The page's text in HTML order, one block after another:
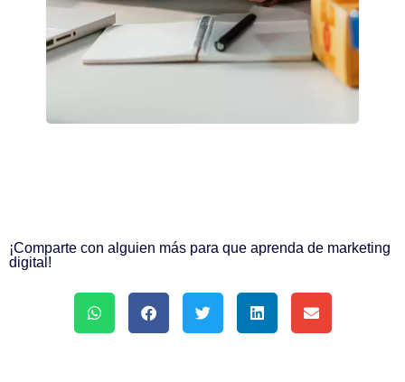
¡Comparte con alguien más para que aprenda de marketing
digital!